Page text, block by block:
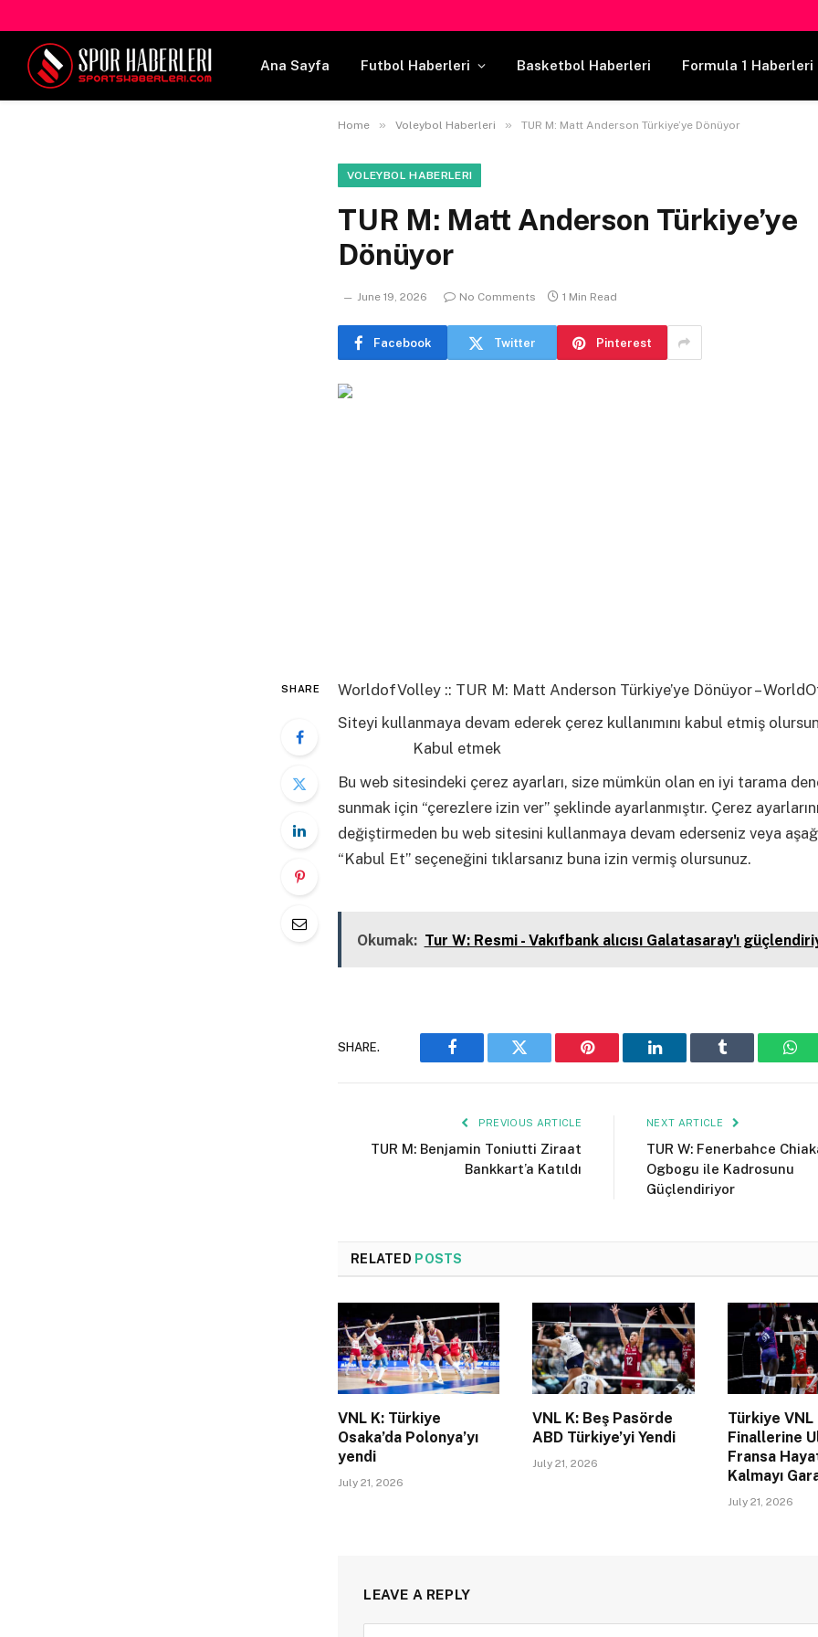
Ana Sayfa Futbol Haberleri Basketbol Haberleri Formula 1 Haberleri
Home » Voleybol Haberleri » TUR M: Matt Anderson Türkiye’ye Dönüyor
VOLEYBOL HABERLERI
TUR M: Matt Anderson Türkiye’ye
Dönüyor
June 19, 2026 No Comments 1 Min Read
Facebook Twitter Pinterest
SHARE
WorldofVolley :: TUR M: Matt Anderson Türkiye’ye Dönüyor –
Siteyi kullanmaya devam ederek çerez kullanımını kabul etmiş
Kabul etmek
Bu web sitesindeki çerez ayarları, size mümkün olan en iyi tarama
sunmak için “çerezlere izin ver” şeklinde ayarlanmıştır. Çerez
değiştirmeden bu web sitesini kullanmaya devam ederseniz veya
“Kabul Et” seçeneğini tıklarsanız buna izin vermiş olursunuz.
Okumak: Tur W: Resmi - Vakıfbank alıcısı Galatasaray'ı
SHARE.
Facebook Twitter Pinterest LinkedIn Tumblr
PREVIOUS ARTICLE
TUR M: Benjamin Toniutti Ziraat
Bankkart’a Katıldı
NEXT ARTICLE
TUR W: Fenerbahce
Ogbogu ile Kadrosunu
Güçlendiriyor
RELATED POSTS
VNL K: Türkiye
Osaka’da Polonya’yı
yendi
July 21, 2026
VNL K: Beş Pasörde
ABD Türkiye’yi Yendi
July 21, 2026
Türkiye VNL
Finallerine
Fransa
Kalmayı
July 21, 2026
LEAVE A REPLY